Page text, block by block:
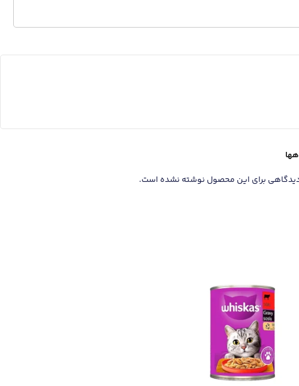
برای این محصول نوشته نشده است.